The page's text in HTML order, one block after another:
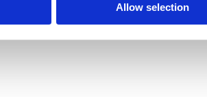
Allow selection
Audit-Trail